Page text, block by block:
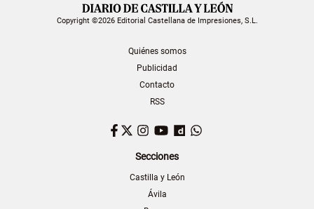
Copyright ©2026 Editorial Castellana de Impresiones, S.L.
Quiénes somos
Publicidad
Contacto
RSS
Facebook
TwitterInstagram
YouTubeDailymotion
Secciones
Castilla y León
Ávila